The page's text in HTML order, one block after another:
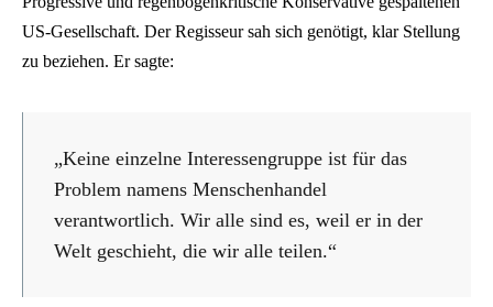
US-Gesellschaft. Der Regisseur sah sich genötigt, klar Stellung
zu beziehen. Er sagte:
„Keine einzelne Interessengruppe ist für das
Problem namens Menschenhandel
verantwortlich. Wir alle sind es, weil er in der
Welt geschieht, die wir alle teilen.“